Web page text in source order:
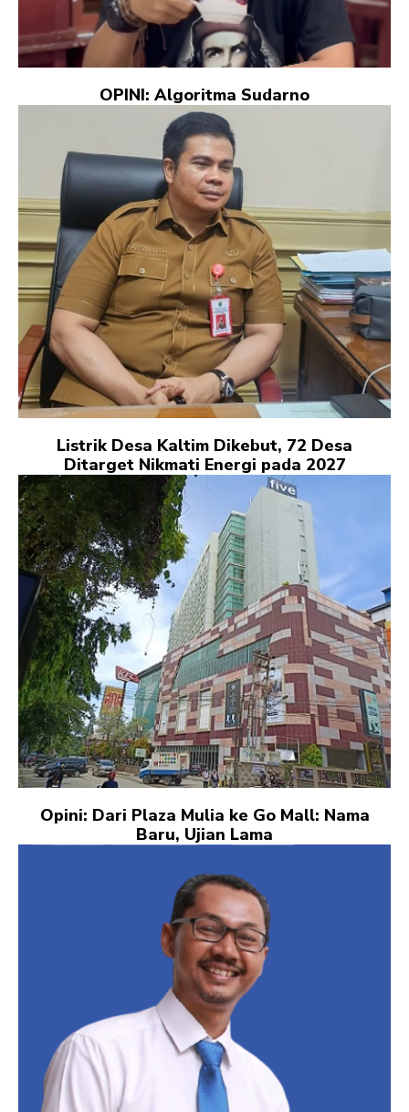
OPINI: Algoritma Sudarno
Listrik Desa Kaltim Dikebut, 72 Desa
Ditarget Nikmati Energi pada 2027
Opini: Dari Plaza Mulia ke Go Mall: Nama
Baru, Ujian Lama